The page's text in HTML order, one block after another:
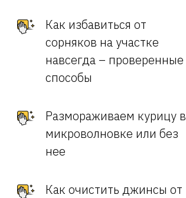
Как избавиться от
сорняков на участке
навсегда – проверенные
способы
Размораживаем курицу в
микроволновке или без
нее
Как очистить джинсы от